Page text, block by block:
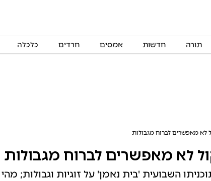
תורה חדשות אמסים חרדים כלכלה
לא מאפשרים לברוח מגבולות
לא מאפשרים לברוח מגבולות
השבועית 'בית נאמן' על זוגיות וגבולות;